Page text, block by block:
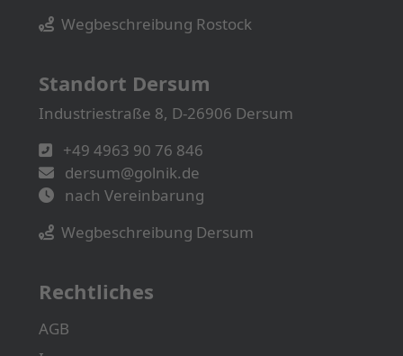
Wegbeschreibung Rostock
Standort Dersum
Industriestraße 8, D-26906 Dersum
+49 4963 90 76 846
dersum@golnik.de
nach Vereinbarung
Wegbeschreibung Dersum
Rechtliches
AGB